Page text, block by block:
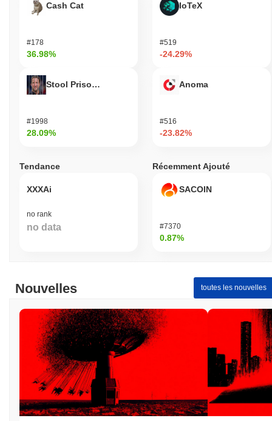
Cash Cat
#178
36.98%
Stool Prisondente
#1998
28.09%
IoTeX
#519
-24.29%
Anoma
#516
-23.82%
Tendance
XXXAi
no rank
no data
Récemment Ajouté
SACOIN
#7370
0.87%
Nouvelles toutes les nouvelles